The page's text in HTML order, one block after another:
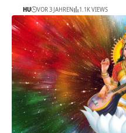
HU VOR 3 JAHREN 1.1K VIEWS